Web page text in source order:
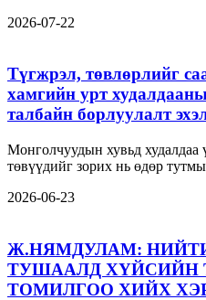
2026-07-22
Түгжрэл, төвлөрлийг
хамгийн урт
талбайн борлуулалт
Монголчуудын хувьд худалдаа
төвүүдийг зорих нь өдөр
2026-06-23
Ж.НЯМДУЛАМ:
ТУШААЛД ХҮЙСИЙН
ТОМИЛГОО ХИЙХ